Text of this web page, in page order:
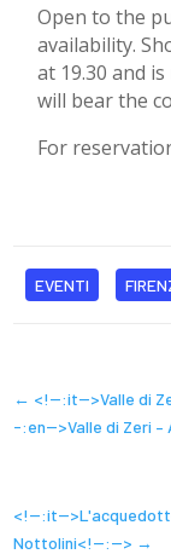
Open to the
availability.
at 19.30 and
will bear the
For
EVENTI
← <!--:it-->Valle di
-:en-->Valle di Zeri
<!--:it--
Nottolini<!--:--> →